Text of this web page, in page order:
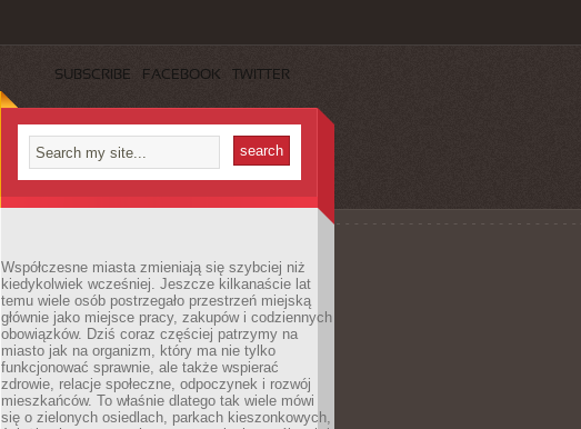
SUBSCRIBE FACEBOOK TWITTER
Współczesne miasta zmieniają się szybciej niż
kiedykolwiek wcześniej. Jeszcze kilkanaście lat
temu wiele osób postrzegało przestrzeń miejską
głównie jako miejsce pracy, zakupów i codziennych
obowiązków. Dziś coraz częściej patrzymy na
miasto jak na organizm, który ma nie tylko
funkcjonować sprawnie, ale także wspierać
zdrowie, relacje społeczne, odpoczynek i rozwój
mieszkańców. To właśnie dlatego tak wiele mówi
się o zielonych osiedlach, parkach kieszonkowych,